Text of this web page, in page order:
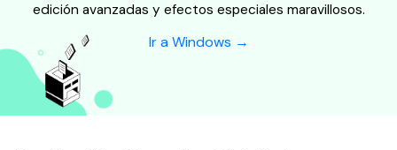
Soporte
Programa de Edición de Video
• Mejores Editores de Video
• Editar Videos en Windows
• Editar Videos en Mac
edición avanzadas y efectos especiales maravillosos.
Ir a Windows →